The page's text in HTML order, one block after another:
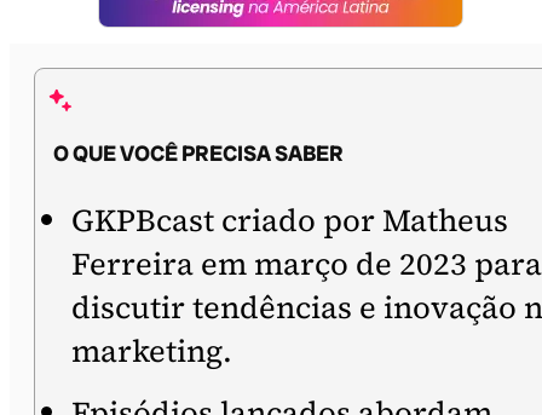
O QUE VOCÊ PRECISA SABER
GKPBcast criado por Matheus
Ferreira em março de 2023 para
discutir tendências e inovação
marketing.